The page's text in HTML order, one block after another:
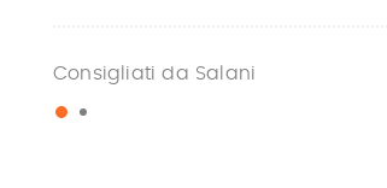
Consigliati da Salani